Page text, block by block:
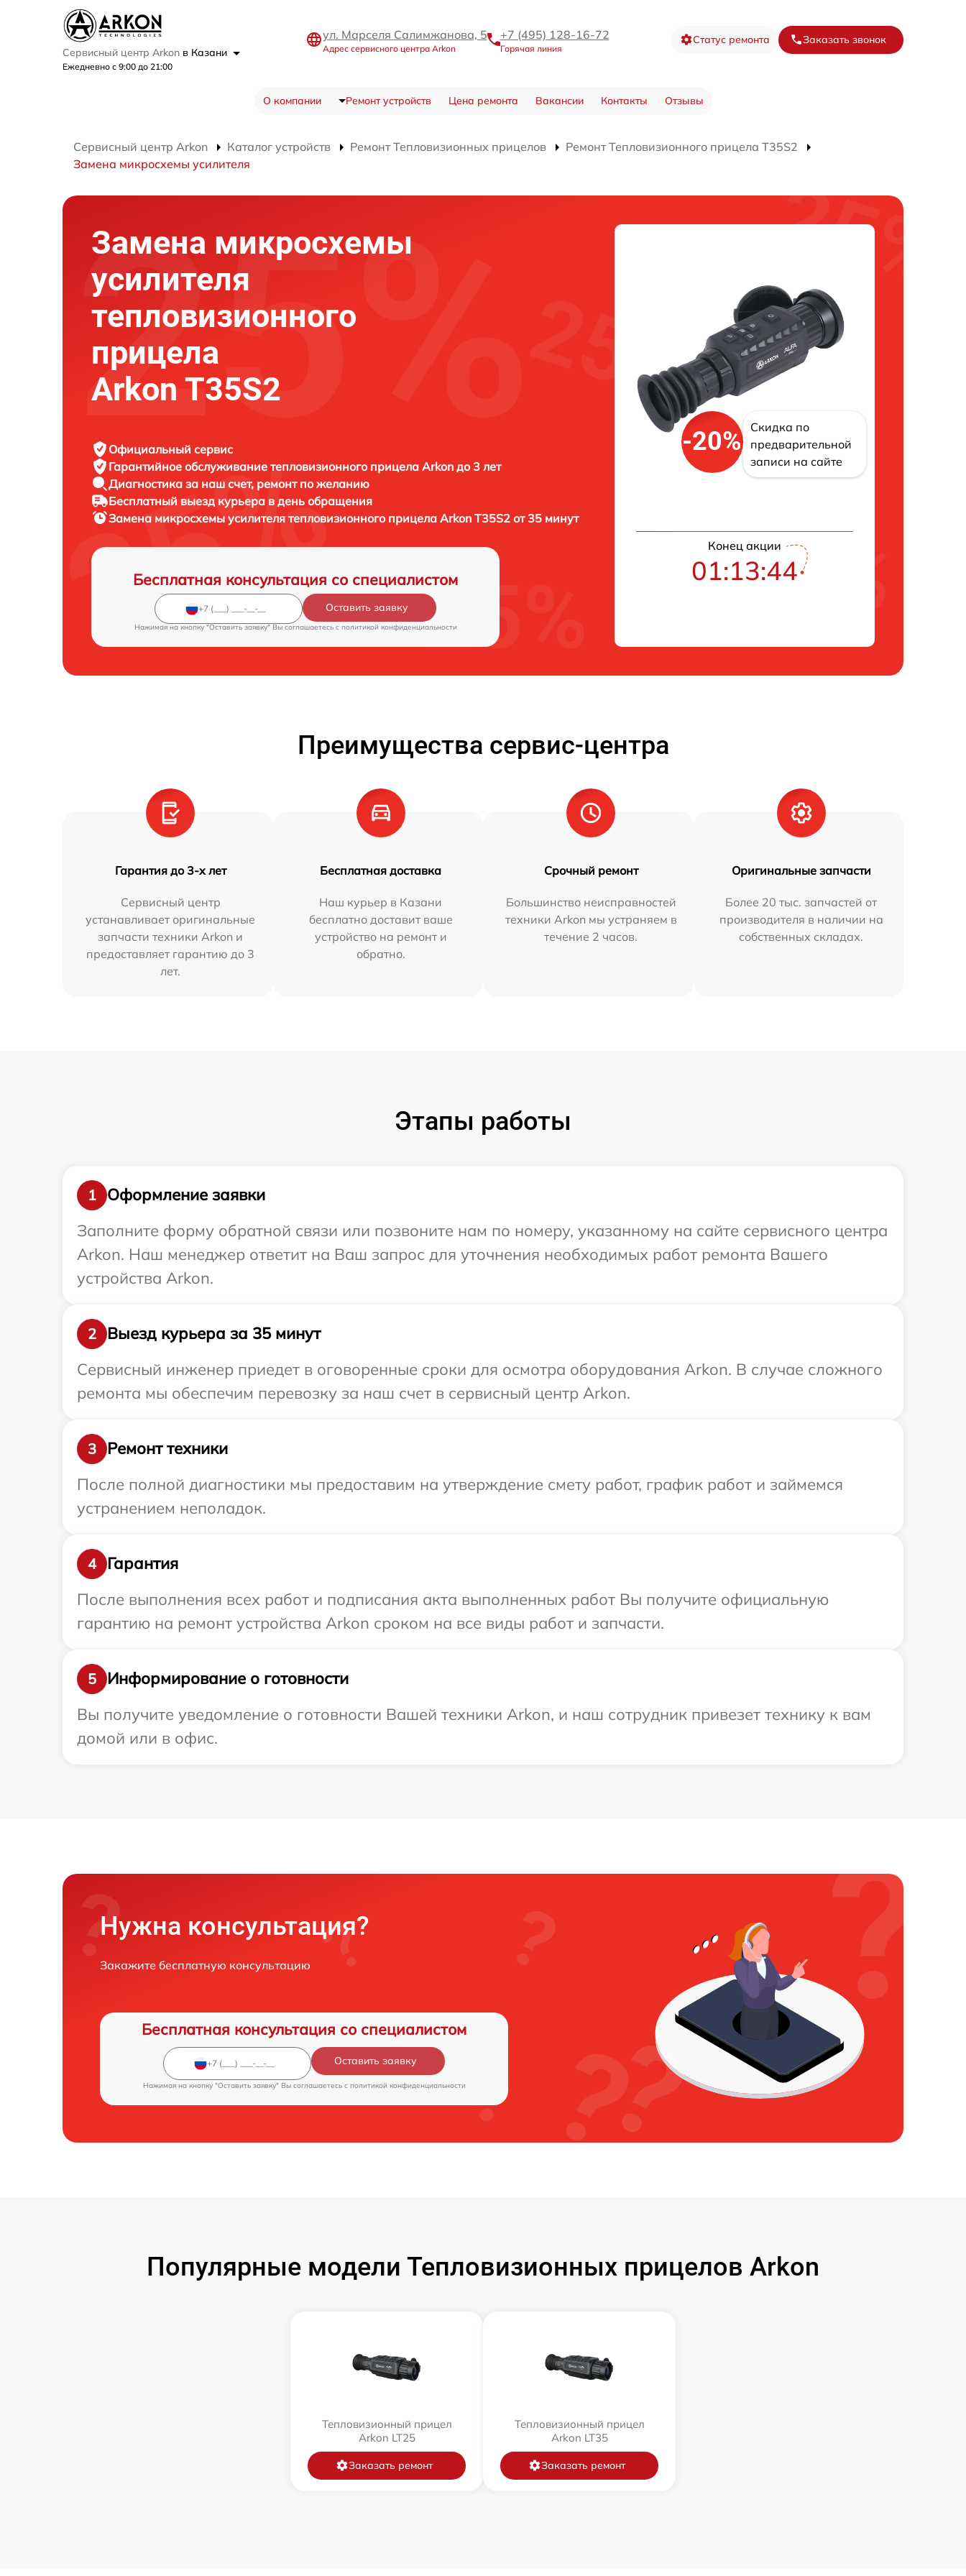
Сервисный центр Arkon в Казани
Ежедневно с 9:00 до 21:00
ул. Марселя Салимжанова, 5
Адрес сервисного центра Arkon
+7 (495) 128-16-72
Горячая линия
Статус ремонта Заказать звонок
О компании Ремонт устройств Цена ремонта Вакансии Контакты Отзывы
Сервисный центр Arkon Каталог устройств Ремонт Тепловизионных прицелов
Ремонт Тепловизионного прицела T35S2
Замена микросхемы усилителя
Замена микросхемы
усилителя
тепловизионного
прицела
Arkon T35S2
Официальный сервис
Гарантийное обслуживание тепловизионного прицела Arkon до 3 лет
Диагностика за наш счет, ремонт по желанию
Бесплатный выезд курьера в день обращения
Замена микросхемы усилителя тепловизионного прицела Arkon T35S2 от 35 минут
Бесплатная консультация со специалистом
Оставить заявку
Нажимая на кнопку "Оставить заявку" Вы соглашаетесь c политикой конфиденциальности
-20%
Скидка по
предварительной
записи на сайте
Конец акции
01:13:43
Преимущества сервис-центра
Гарантия до 3-х лет
Сервисный центр
устанавливает оригинальные
запчасти техники Arkon и
предоставляет гарантию до 3
лет.
Бесплатная доставка
Наш курьер в Казани
бесплатно доставит ваше
устройство на ремонт и
обратно.
Срочный ремонт
Большинство неисправностей
техники Arkon мы устраняем в
течение 2 часов.
Оригинальные запчасти
Более 20 тыс. запчастей от
производителя в наличии на
собственных складах.
Этапы работы
1
Оформление заявки
Заполните форму обратной связи или позвоните нам по номеру, указанному на сайте сервисного центра
Arkon. Наш менеджер ответит на Ваш запрос для уточнения необходимых работ ремонта Вашего
устройства Arkon.
2
Выезд курьера за 35 минут
Сервисный инженер приедет в оговоренные сроки для осмотра оборудования Arkon. В случае сложного
ремонта мы обеспечим перевозку за наш счет в сервисный центр Arkon.
3
Ремонт техники
После полной диагностики мы предоставим на утверждение смету работ, график работ и займемся
устранением неполадок.
4
Гарантия
После выполнения всех работ и подписания акта выполненных работ Вы получите официальную
гарантию на ремонт устройства Arkon сроком на все виды работ и запчасти.
5
Информирование о готовности
Вы получите уведомление о готовности Вашей техники Arkon, и наш сотрудник привезет технику к вам
домой или в офис.
Нужна консультация?
Закажите бесплатную консультацию
Бесплатная консультация со специалистом
Оставить заявку
Нажимая на кнопку "Оставить заявку" Вы соглашаетесь c политикой конфиденциальности
Популярные модели Тепловизионных прицелов Arkon
Тепловизионный прицел
Arkon LT25
Заказать ремонт
Тепловизионный прицел
Arkon LT35
Заказать ремонт